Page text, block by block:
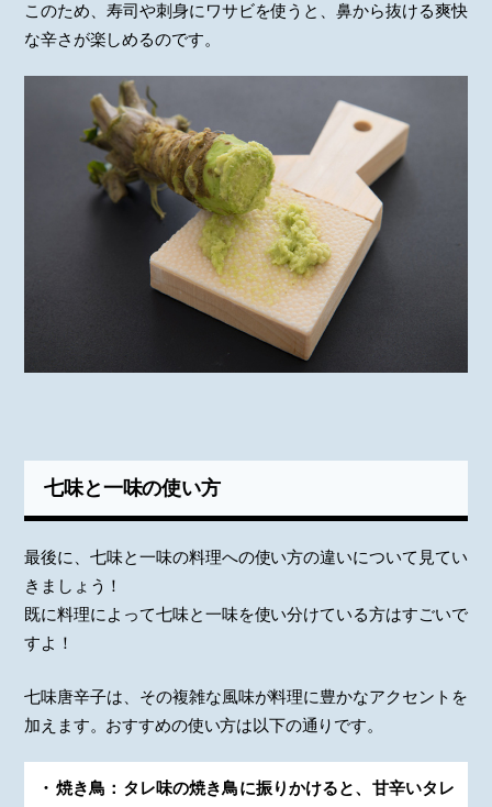
このため、寿司や刺身にワサビを使うと、鼻から抜ける爽快
な辛さが楽しめるのです。
七味と一味の使い方
最後に、七味と一味の料理への使い方の違いについて見てい
きましょう！
既に料理によって七味と一味を使い分けている方はすごいで
すよ！
七味唐辛子は、その複雑な風味が料理に豊かなアクセントを
加えます。おすすめの使い方は以下の通りです。
焼き鳥：タレ味の焼き鳥に振りかけると、甘辛いタレ